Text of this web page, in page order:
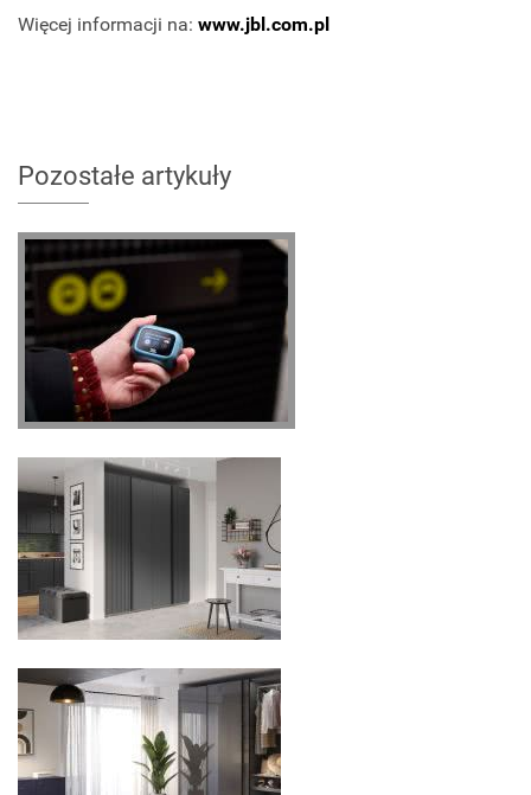
Więcej informacji na: www.jbl.com.pl
Pozostałe artykuły